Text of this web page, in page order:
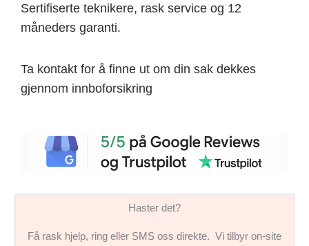
Sertifiserte teknikere, rask service og 12
måneders garanti.
Ta kontakt for å finne ut om din sak dekkes
gjennom innboforsikring
Haster det?
Få rask hjelp, ring eller SMS oss direkte. Vi tilbyr on-site